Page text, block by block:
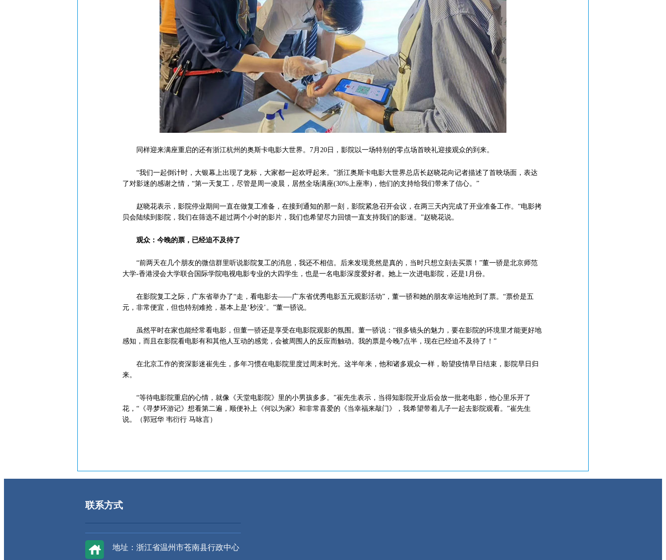
同样迎来满座重启的还有浙江杭州的奥斯卡电影大世界。7月20日，影院以一场特别的零点场首映礼迎接观众的到来。
“我们一起倒计时，大银幕上出现了龙标，大家都一起欢呼起来。”浙江奥斯卡电影大世界总店长赵晓花向记者描述了首映场面，表达
了对影迷的感谢之情，“第一天复工，尽管是周一凌晨，居然全场满座(30%上座率)，他们的支持给我们带来了信心。”
赵晓花表示，影院停业期间一直在做复工准备，在接到通知的那一刻，影院紧急召开会议，在两三天内完成了开业准备工作。“电影拷
贝会陆续到影院，我们在筛选不超过两个小时的影片，我们也希望尽力回馈一直支持我们的影迷。”赵晓花说。
观众：今晚的票，已经迫不及待了
“前两天在几个朋友的微信群里听说影院复工的消息，我还不相信。后来发现竟然是真的，当时只想立刻去买票！”董一骄是北京师范
大学-香港浸会大学联合国际学院电视电影专业的大四学生，也是一名电影深度爱好者。她上一次进电影院，还是1月份。
在影院复工之际，广东省举办了“走，看电影去——广东省优秀电影五元观影活动”，董一骄和她的朋友幸运地抢到了票。“票价是五
元，非常便宜，但也特别难抢，基本上是‘秒没’。”董一骄说。
虽然平时在家也能经常看电影，但董一骄还是享受在电影院观影的氛围。董一骄说：“很多镜头的魅力，要在影院的环境里才能更好地
感知，而且在影院看电影有和其他人互动的感觉，会被周围人的反应而触动。我的票是今晚7点半，现在已经迫不及待了！”
在北京工作的资深影迷崔先生，多年习惯在电影院里度过周末时光。这半年来，他和诸多观众一样，盼望疫情早日结束，影院早日归
来。
“等待电影院重启的心情，就像《天堂电影院》里的小男孩多多。”崔先生表示，当得知影院开业后会放一批老电影，他心里乐开了
花，“《寻梦环游记》想看第二遍，顺便补上《何以为家》和非常喜爱的《当幸福来敲门》，我希望带着儿子一起去影院观看。”崔先生
说。（郭冠华 韦衍行 马咏言）
联系方式
地址：浙江省温州市苍南县行政中心